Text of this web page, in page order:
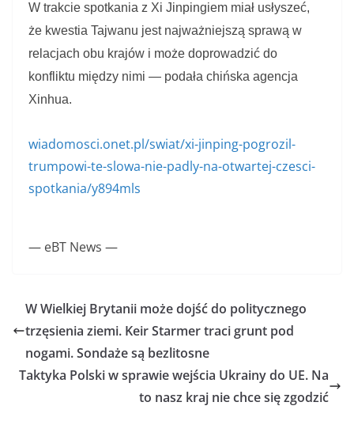
W trakcie spotkania z Xi Jinpingiem miał usłyszeć,
że kwestia Tajwanu jest najważniejszą sprawą w
relacjach obu krajów i może doprowadzić do
konfliktu między nimi — podała chińska agencja
Xinhua.
wiadomosci.onet.pl/swiat/xi-jinping-pogrozil-
trumpowi-te-slowa-nie-padly-na-otwartej-czesci-
spotkania/y894mls
— eBT News —
W Wielkiej Brytanii może dojść do politycznego
trzęsienia ziemi. Keir Starmer traci grunt pod
nogami. Sondaże są bezlitosne
Taktyka Polski w sprawie wejścia Ukrainy do UE. Na
to nasz kraj nie chce się zgodzić